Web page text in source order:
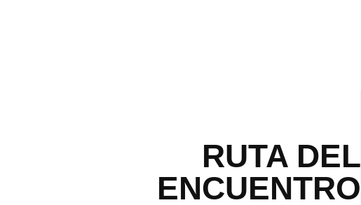
RUTA DEL
ENCUENTRO